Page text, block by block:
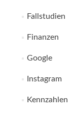
Fallstudien
Finanzen
Google
Instagram
Kennzahlen